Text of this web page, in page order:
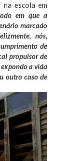
na escola em
em que a
marcado
nós,
de
propulsor de
a vida
outro caso de